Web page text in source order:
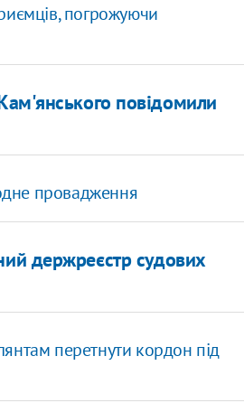
погрожуючи
повідомили
провадження
держреєстр судових
перетнути кордон під